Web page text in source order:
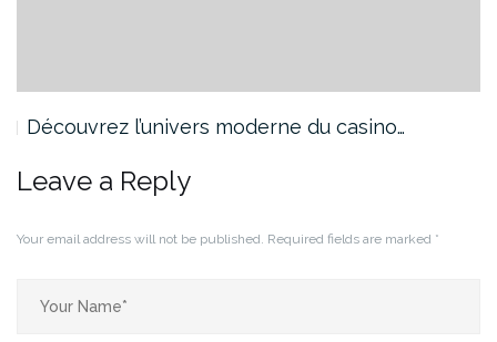
Découvrez l’univers moderne du casino…
Leave a Reply
Your email address will not be published. Required fields are marked *